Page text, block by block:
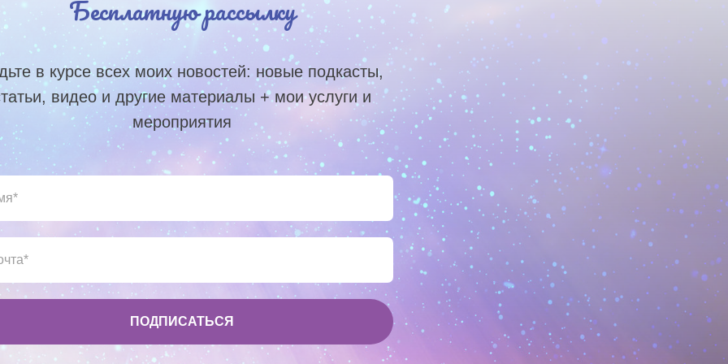
Бесплатную рассылку
в курсе всех моих новостей: новые подкасты,
видео и другие материалы + мои услуги и
мероприятия
ПОДПИСАТЬСЯ